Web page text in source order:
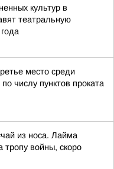
культур в
театральную
место среди
числу пунктов проката
из носа. Лайма
тропу войны, скоро